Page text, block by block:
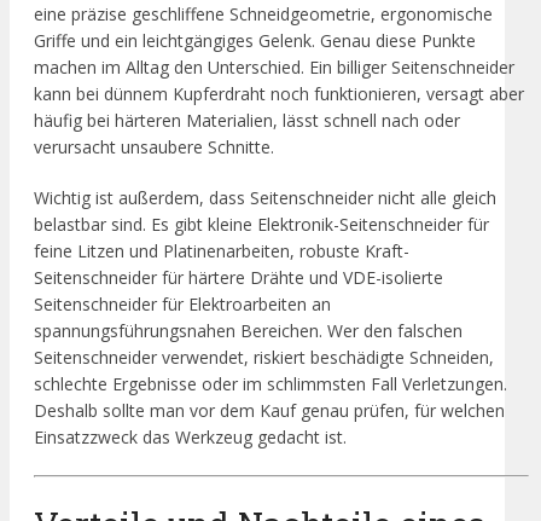
eine präzise geschliffene Schneidgeometrie, ergonomische
Griffe und ein leichtgängiges Gelenk. Genau diese Punkte
machen im Alltag den Unterschied. Ein billiger Seitenschneider
kann bei dünnem Kupferdraht noch funktionieren, versagt aber
häufig bei härteren Materialien, lässt schnell nach oder
verursacht unsaubere Schnitte.
Wichtig ist außerdem, dass Seitenschneider nicht alle gleich
belastbar sind. Es gibt kleine Elektronik-Seitenschneider für
feine Litzen und Platinenarbeiten, robuste Kraft-
Seitenschneider für härtere Drähte und VDE-isolierte
Seitenschneider für Elektroarbeiten an
spannungsführungsnahen Bereichen. Wer den falschen
Seitenschneider verwendet, riskiert beschädigte Schneiden,
schlechte Ergebnisse oder im schlimmsten Fall Verletzungen.
Deshalb sollte man vor dem Kauf genau prüfen, für welchen
Einsatzzweck das Werkzeug gedacht ist.